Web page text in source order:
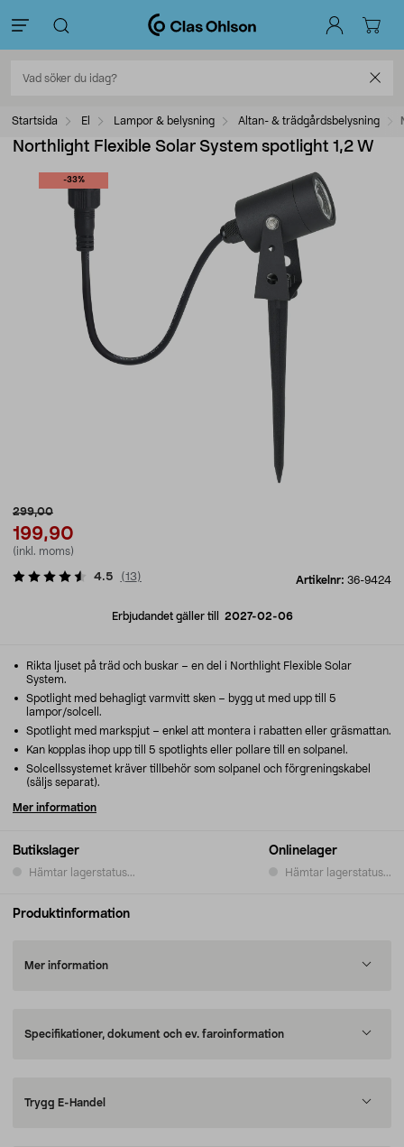
Startsida El Lampor & belysning Altan- & trädgårdsbelysning
Northlight Flexible Solar System spotlight 1,2 W
-33%
299,00
199,90
(inkl. moms)
Artikelnr: 36-9424
4.5 (13)
Erbjudandet gäller till 2027-02-06
Butikslager
Hämtar lagerstatus...
Onlinelager
Hämtar lagerstatus...
Rikta ljuset på träd och buskar – en del i Northlight Flexible Solar
System.
Spotlight med behagligt varmvitt sken – bygg ut med upp till 5
lampor/solcell.
Spotlight med markspjut – enkel att montera i rabatten eller gräsmattan.
Kan kopplas ihop upp till 5 spotlights eller pollare till en solpanel.
Solcellssystemet kräver tillbehör som solpanel och förgreningskabel
(säljs separat).
Mer information
Produktinformation
Mer information
Specifikationer, dokument och ev. faroinformation
Trygg E-Handel